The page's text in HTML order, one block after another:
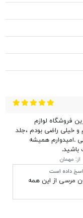
فروشگاه لوازم
و خیلی راضی بودم ،جلد
.امیدوارم همیشه
از: مهمان
داده است
مرسی از این همه